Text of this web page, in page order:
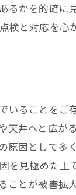
るかを的確に
と対応を心
いることをご
井へと広が
因として多
を見極めた上
とが被害拡